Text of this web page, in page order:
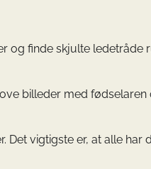
og finde skjulte ledetråde
billeder med fødselaren
Det vigtigste er, at alle har